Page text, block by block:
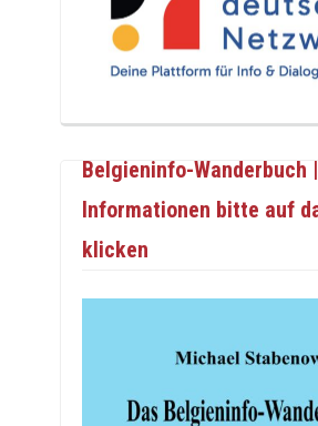
Belgieninfo-Wanderbuch
Informationen bitte auf
klicken